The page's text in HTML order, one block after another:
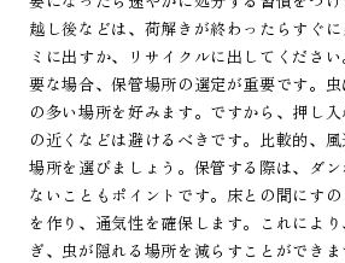
越し後などは、荷解きが終わったらすぐ
ミに出すか、リサイクルに出してくださ
要な場合、保管場所の選定が重要です。
の多い場所を好みます。ですから、押し
の近くなどは避けるべきです。比較的、
場所を選びましょう。保管する際は、ダ
ないこともポイントです。床との間にす
を作り、通気性を確保します。これによ
ぎ、虫が隠れる場所を減らすことができ